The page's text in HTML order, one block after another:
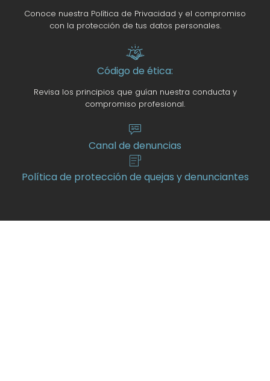
Conoce nuestra Política de Privacidad y el compromiso
con la protección de tus datos personales.
Código de ética:
Revisa los principios que guían nuestra conducta y
compromiso profesional.
Canal de denuncias
Política de protección de quejas y denunciantes